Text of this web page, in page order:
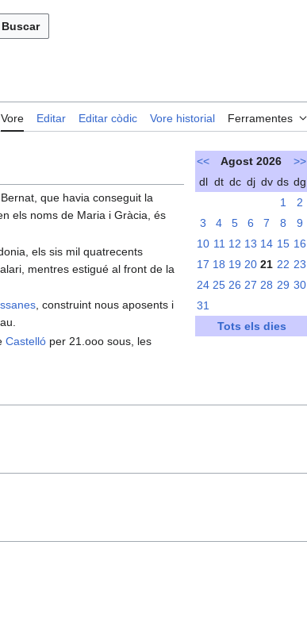
Buscar
Vore Editar Editar còdic Vore historial Ferramentes
<< Agost 2026
>>
dl dt dc dj dv ds dg
1
2
3
4 5 6 7 8
9
10 11 12 13 14 15 16
17 18 19 20 21 22 23
24 25 26 27 28 29 30
31
Tots els dies
que havia conseguit la
els noms de Maria i Gràcia, és
els sis mil quatrecents
mentres estigué al front de la
, construint nous aposents i
Castelló per 21.ooo sous, les